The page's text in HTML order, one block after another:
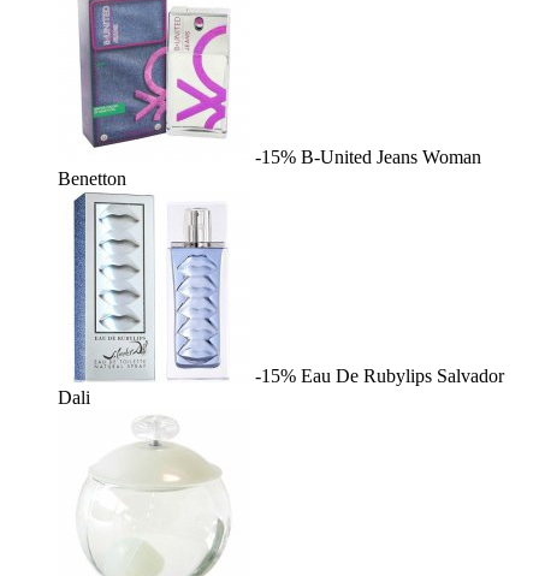
-15% B-United Jeans Woman
Benetton
-15% Eau De Rubylips Salvador
Dali